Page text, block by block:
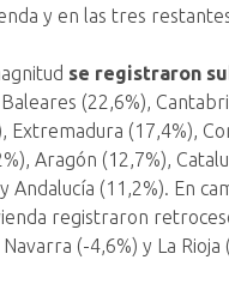
y en las tres
se registraron
(22,6%),
Extremadura (17,4%),
Aragón (12,7%),
Andalucía (11,2%). En
registraron
Navarra (-4,6%) y La Rioja